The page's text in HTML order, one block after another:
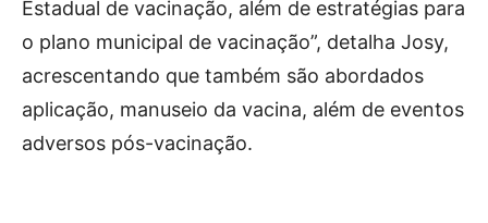
Estadual de vacinação, além de estratégias para
o plano municipal de vacinação”, detalha Josy,
acrescentando que também são abordados
aplicação, manuseio da vacina, além de eventos
adversos pós-vacinação.